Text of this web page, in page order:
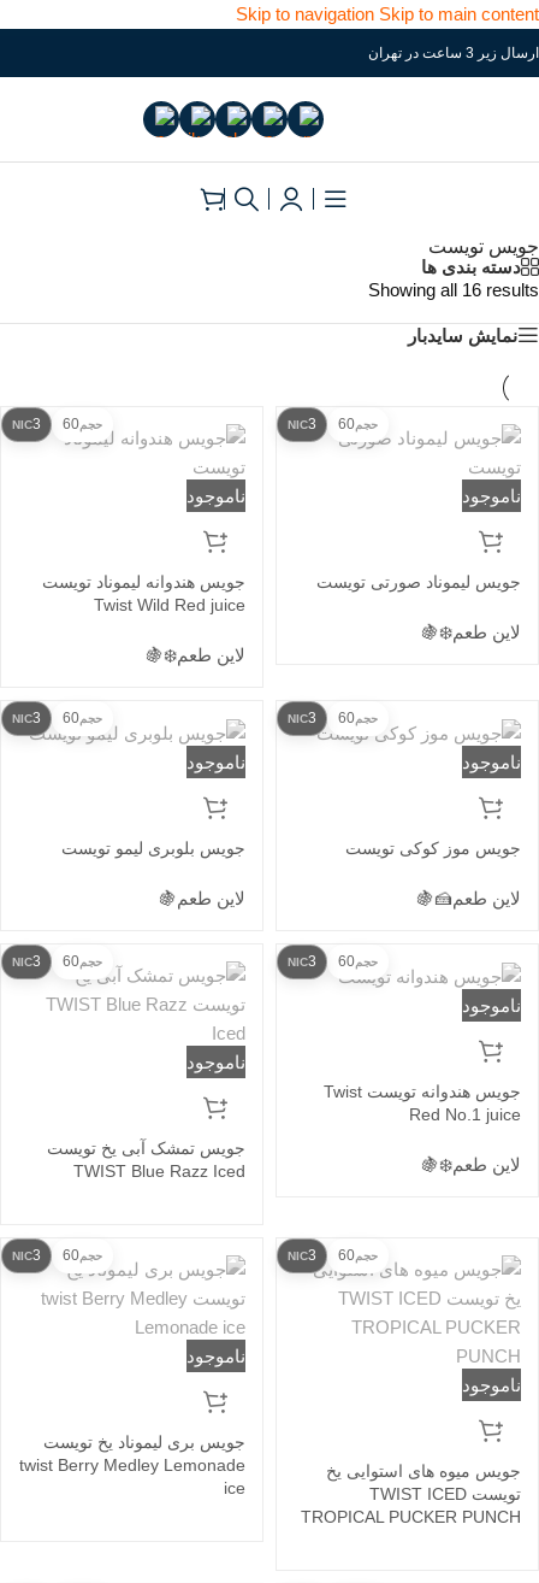
Skip to navigation Skip to main content
ارسال زیر 3 ساعت در تهران
جویس تویست
دسته بندی ها
Showing all 16 results
نمایش سایدبار
حجم60
3
NIC
ناموجود
جویس لیموناد صورتی تویست
لاین طعم❄️
🍇
حجم60
3
NIC
ناموجود
جویس هندوانه لیموناد تویست
Twist Wild Red juice
لاین طعم❄️
🍇
حجم60
3
NIC
ناموجود
جویس موز کوکی تویست
لاین طعم🍰
🍇
حجم60
3
NIC
ناموجود
جویس بلوبری لیمو تویست
لاین طعم 🍇
حجم60
3
NIC
ناموجود
جویس هندوانه تویست Twist
Red No.1 juice
لاین طعم❄️
🍇
حجم60
3
NIC
ناموجود
جویس تمشک آبی یخ تویست
TWIST Blue Razz Iced
حجم60
3
NIC
ناموجود
جویس میوه های استوایی یخ
تویست TWIST ICED
TROPICAL PUCKER PUNCH
حجم60
3
NIC
ناموجود
جویس بری لیموناد یخ تویست
twist Berry Medley Lemonade
ice